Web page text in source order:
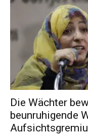
Die Wächter
beunruhigende